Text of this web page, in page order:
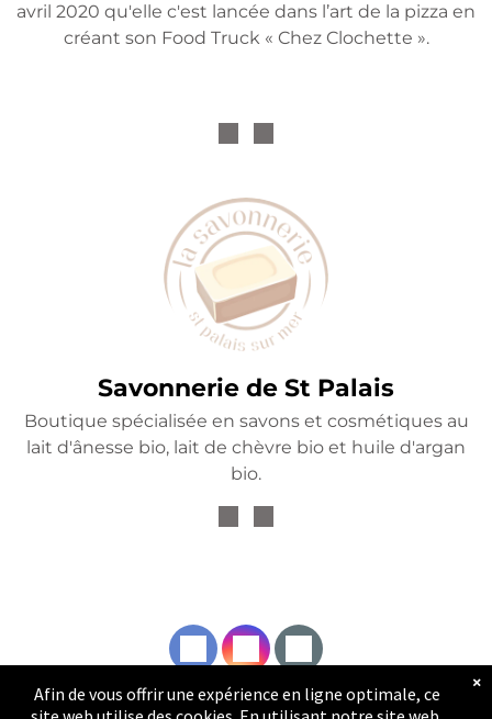
avril 2020 qu'elle c'est lancée dans l’art de la pizza en
créant son Food Truck « Chez Clochette ».
Savonnerie de St Palais
Boutique spécialisée en savons et cosmétiques au
lait d'ânesse bio, lait de chèvre bio et huile d'argan
bio.
Afin de vous offrir une expérience en ligne optimale, ce
×